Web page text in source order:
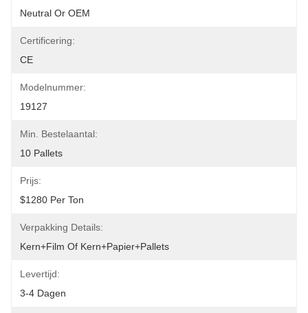
Neutral Or OEM
Certificering:
CE
Modelnummer:
19127
Min. Bestelaantal:
10 Pallets
Prijs:
$1280 Per Ton
Verpakking Details:
Kern+film Of Kern+papier+pallets
Levertijd:
3-4 Dagen